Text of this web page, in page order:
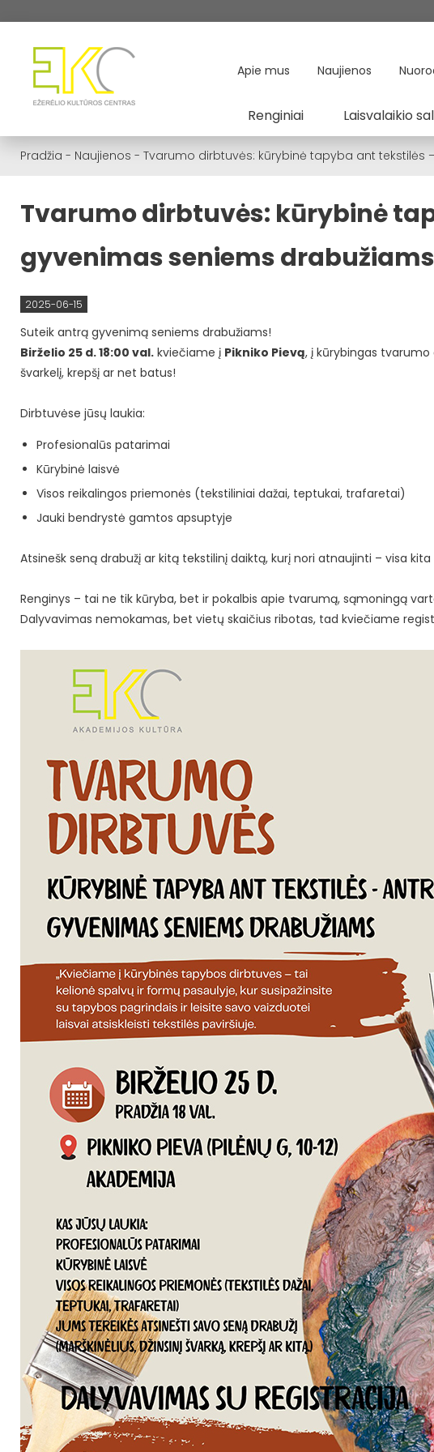
Apie mus Naujienos
Renginiai Laisvalaikio
Pradžia - Naujienos - Tvarumo dirbtuvės: kūrybinė tapyba ant
Tvarumo dirbtuvės: kūrybinė
gyvenimas seniems
2025-06-15
Suteik antrą gyvenimą seniems drabužiams!
Birželio 25 d. 18:00 val. kviečiame į Pikniko Pievą, į kūrybingas
švarkelį, krepšį ar net batus!
Dirbtuvėse jūsų laukia:
Profesionalūs patarimai
Kūrybinė laisvė
Visos reikalingos priemonės (tekstiliniai dažai, teptukai, trafaretai)
Jauki bendrystė gamtos apsuptyje
Atsinešk seną drabužį ar kitą tekstilinį daiktą, kurį nori atnaujinti – visa
Renginys – tai ne tik kūryba, bet ir pokalbis apie tvarumą, sąmoningą
Dalyvavimas nemokamas, bet vietų skaičius ribotas, tad kviečiame